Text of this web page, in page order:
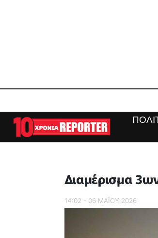
Διαμέρισμα
14:02 - 06 ΜΑΪ́ΟΥ 2026